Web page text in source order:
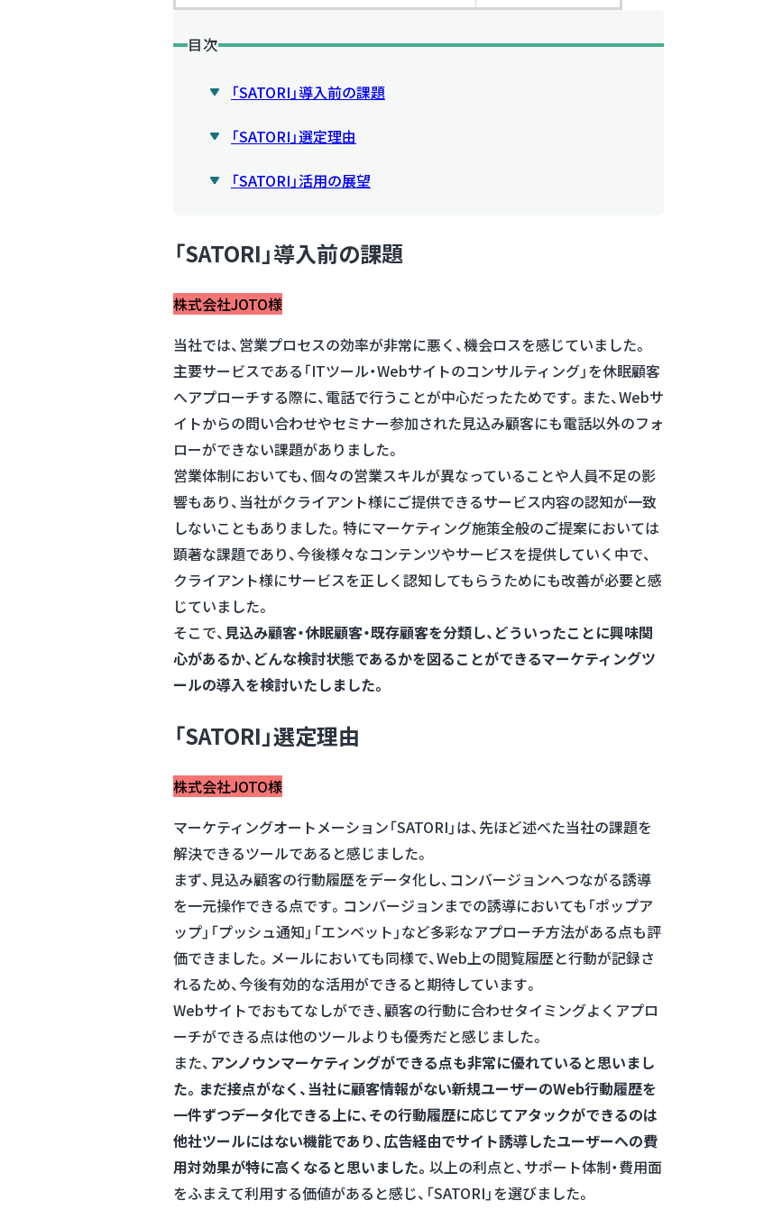
目次
「SATORI」導入前の課題
「SATORI」選定理由
「SATORI」活用の展望
「SATORI」導入前の課題
株式会社JOTO様
当社では、営業プロセスの効率が非常に悪く、機会ロスを感じていました。
主要サービスである「ITツール・Webサイトのコンサルティング」を休眠顧客
へアプローチする際に、電話で行うことが中心だったためです。また、Webサ
イトからの問い合わせやセミナー参加された見込み顧客にも電話以外のフォ
ローができない課題がありました。
営業体制においても、個々の営業スキルが異なっていることや人員不足の影
響もあり、当社がクライアント様にご提供できるサービス内容の認知が一致
しないこともありました。特にマーケティング施策全般のご提案においては
顕著な課題であり、今後様々なコンテンツやサービスを提供していく中で、
クライアント様にサービスを正しく認知してもらうためにも改善が必要と感
じていました。
そこで、見込み顧客・休眠顧客・既存顧客を分類し、どういったことに興味関
心があるか、どんな検討状態であるかを図ることができるマーケティングツ
ールの導入を検討いたしました。
「SATORI」選定理由
株式会社JOTO様
マーケティングオートメーション「SATORI」は、先ほど述べた当社の課題を
解決できるツールであると感じました。
まず、見込み顧客の行動履歴をデータ化し、コンバージョンへつながる誘導
を一元操作できる点です。コンバージョンまでの誘導においても「ポップア
ップ」「プッシュ通知」「エンベット」など多彩なアプローチ方法がある点も評
価できました。メールにおいても同様で、Web上の閲覧履歴と行動が記録さ
れるため、今後有効的な活用ができると期待しています。
Webサイトでおもてなしができ、顧客の行動に合わせタイミングよくアプロ
ーチができる点は他のツールよりも優秀だと感じました。
また、 アンノウンマーケティングができる点も非常に優れていると思いまし
た。まだ接点がなく、当社に顧客情報がない新規ユーザーのWeb行動履歴を
一件ずつデータ化できる上に、その行動履歴に応じてアタックができるのは
他社ツールにはない機能であり、広告経由でサイト誘導したユーザーへの費
用対効果が特に高くなると思いました。 以上の利点と、サポート体制・費用面
をふまえて利用する価値があると感じ、「SATORI」を選びました。